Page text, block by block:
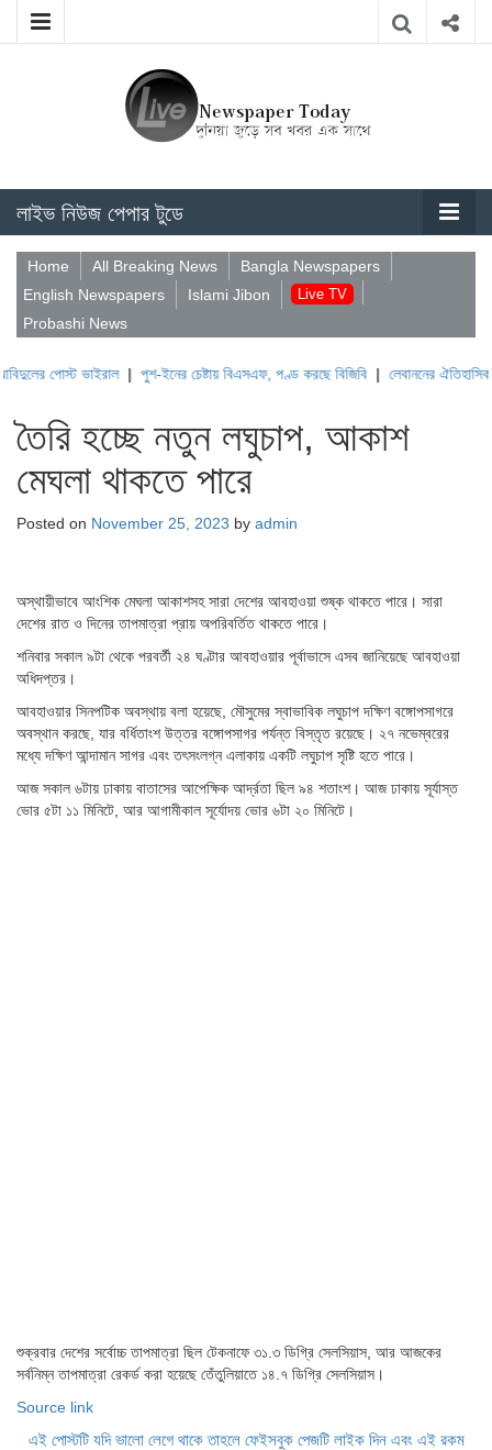
লাইভ নিউজ পেপার টুডে
Home All Breaking News
Bangla Newspapers
English Newspapers
Islami Jibon Live TV
Probashi News
ভাইরাল|পুশ-ইনের চেষ্টায় বিএসএফ, পণ্ড করছে বিজিবি|লেবাননের ঐতিহাসিক বউফোর্ট
তৈরি হচ্ছে নতুন লঘুচাপ, আকাশ
মেঘলা থাকতে পারে
Posted on November 25, 2023 by admin
অস্থায়ীভাবে আংশিক মেঘলা আকাশসহ সারা দেশের আবহাওয়া শুষ্ক থাকতে পারে। সারা
দেশের রাত ও দিনের তাপমাত্রা প্রায় অপরিবর্তিত থাকতে পারে।
শনিবার সকাল ৯টা থেকে পরবর্তী ২৪ ঘণ্টার আবহাওয়ার পূর্বাভাসে এসব জানিয়েছে আবহাওয়া
অধিদপ্তর।
আবহাওয়ার সিনপটিক অবস্থায় বলা হয়েছে, মৌসুমের স্বাভাবিক লঘুচাপ দক্ষিণ বঙ্গোপসাগরে
অবস্থান করছে, যার বর্ধিতাংশ উত্তর বঙ্গোপসাগর পর্যন্ত বিস্তৃত রয়েছে। ২৭ নভেম্বরের
মধ্যে দক্ষিণ আন্দামান সাগর এবং তৎসংলগ্ন এলাকায় একটি লঘুচাপ সৃষ্টি হতে পারে।
আজ সকাল ৬টায় ঢাকায় বাতাসের আপেক্ষিক আর্দ্রতা ছিল ৯৪ শতাংশ। আজ ঢাকায় সূর্যাস্ত
ভোর ৫টা ১১ মিনিটে, আর আগামীকাল সূর্যোদয় ভোর ৬টা ২০ মিনিটে।
শুক্রবার দেশের সর্বোচ্চ তাপমাত্রা ছিল টেকনাফে ৩১.৩ ডিগ্রি সেলসিয়াস, আর আজকের
সর্বনিম্ন তাপমাত্রা রেকর্ড করা হয়েছে তেঁতুলিয়াতে ১৪.৭ ডিগ্রি সেলসিয়াস।
Source link
এই পোস্টটি যদি ভালো লেগে থাকে তাহলে ফেইসবুক পেজটি লাইক দিন এবং এই রকম